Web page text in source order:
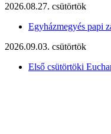
2026.08.27. csütörtök
Egyházmegyés papi
2026.09.03. csütörtök
Első csütörtöki